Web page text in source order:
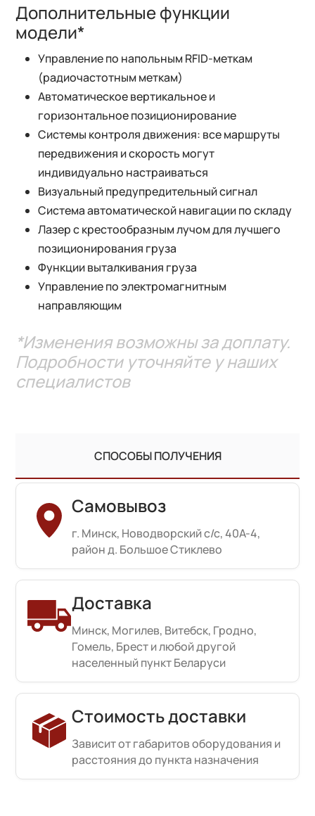
Дополнительные функции
модели*
Управление по напольным RFID-меткам
(радиочастотным меткам)
Автоматическое вертикальное и
горизонтальное позиционирование
Системы контроля движения: все маршруты
передвижения и скорость могут
индивидуально настраиваться
Визуальный предупредительный сигнал
Система автоматической навигации по складу
Лазер с крестообразным лучом для лучшего
позиционирования груза
Функции выталкивания груза
Управление по электромагнитным
направляющим
*Изменения возможны за доплату.
Подробности уточняйте у наших
специалистов
СПОСОБЫ ПОЛУЧЕНИЯ
Самовывоз
г. Минск, Новодворский с/с, 40А-4,
район д. Большое Стиклево
Доставка
Минск, Могилев, Витебск, Гродно,
Гомель, Брест и любой другой
населенный пункт Беларуси
Стоимость доставки
Зависит от габаритов оборудования и
расстояния до пункта назначения